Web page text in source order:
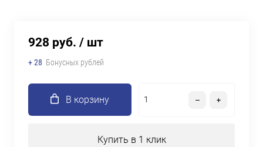
928 руб. / шт
+ 28 Бонусных рублей
В корзину
Купить в 1 клик